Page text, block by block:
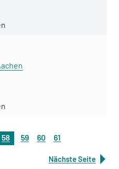
58 59 60 61
Nächste Seite